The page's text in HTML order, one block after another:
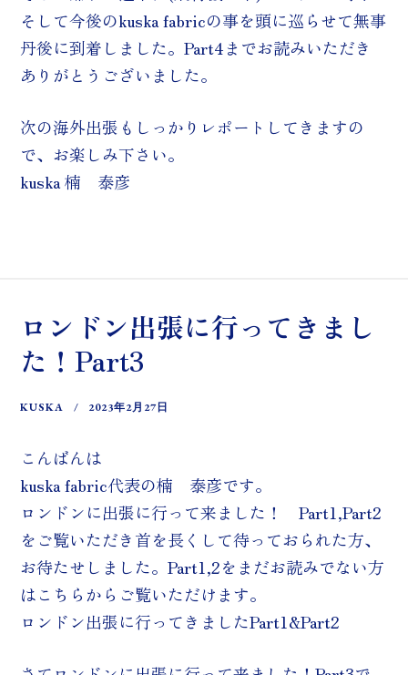
そして今後のkuska fabricの事を頭に巡らせて無事
丹後に到着しました。Part4までお読みいただき
ありがとうございました。
次の海外出張もしっかりレポートしてきますの
で、お楽しみ下さい。
kuska 楠 泰彦
ロンドン出張に行ってきまし
た！Part3
KUSKA 2023年2月27日
こんばんは
kuska fabric代表の楠 泰彦です。
ロンドンに出張に行って来ました！ Part1,Part2
をご覧いただき首を長くして待っておられた方、
お待たせしました。Part1,2をまだお読みでない方
はこちらからご覧いただけます。
ロンドン出張に行ってきましたPart1&Part2